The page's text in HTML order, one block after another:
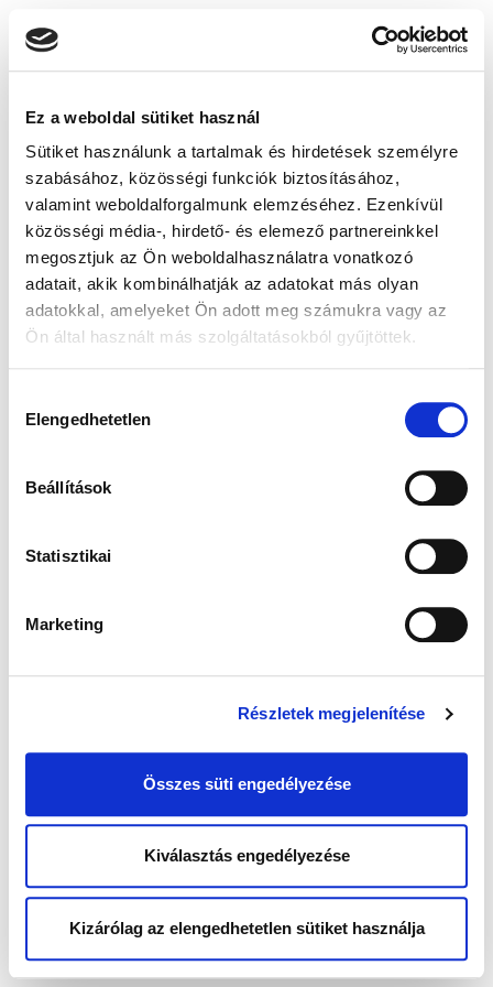
Ez a weboldal sütiket használ
Sütiket használunk a tartalmak és hirdetések személyre
szabásához, közösségi funkciók biztosításához,
valamint weboldalforgalmunk elemzéséhez. Ezenkívül
közösségi média-, hirdető- és elemező partnereinkkel
megosztjuk az Ön weboldalhasználatra vonatkozó
adatait, akik kombinálhatják az adatokat más olyan
adatokkal, amelyeket Ön adott meg számukra vagy az
Ön által használt más szolgáltatásokból gyűjtöttek.
kiválasztása
Elengedhetetlen
Beállítások
Statisztikai
Marketing
Részletek megjelenítése
Összes süti engedélyezése
Kiválasztás engedélyezése
Kizárólag az elengedhetetlen sütiket használja